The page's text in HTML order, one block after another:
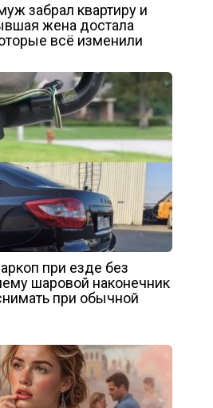
забрал квартиру и
жена достала
всё изменили
при езде без
шаровой наконечник
при обычной